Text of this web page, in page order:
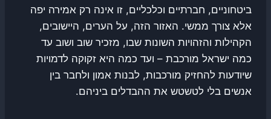
ביטחוניים, חברתיים וכלכליים, זו אינה רק אמירה יפה
אלא צורך ממשי. האזור הזה, על הערים, היישובים,
הקהילות והזהויות השונות שבו, מזכיר שוב ושוב עד
כמה ישראל מורכבת – ועד כמה היא זקוקה לדמויות
שיודעות להחזיק מורכבות, לבנות אמון ולחבר בין
אנשים בלי לטשטש את ההבדלים ביניהם.